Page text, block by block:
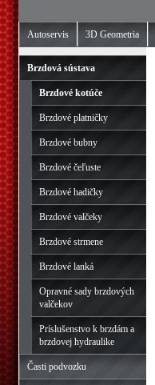
Autoservis 3D Geometria
Brzdová sústava
Brzdové kotúče
Brzdové platničky
Brzdové bubny
Brzdové čeľuste
Brzdové hadičky
Brzdové valčeky
Brzdové strmene
Brzdové lanká
Opravné sady brzdových
valčekov
Príslušenstvo k brzdám a
brzdovej hydraulike
Časti podvozku